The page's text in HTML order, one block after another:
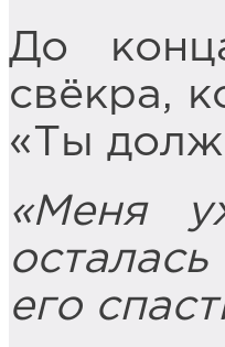
До
свёкра,
«Ты
«Меня
его